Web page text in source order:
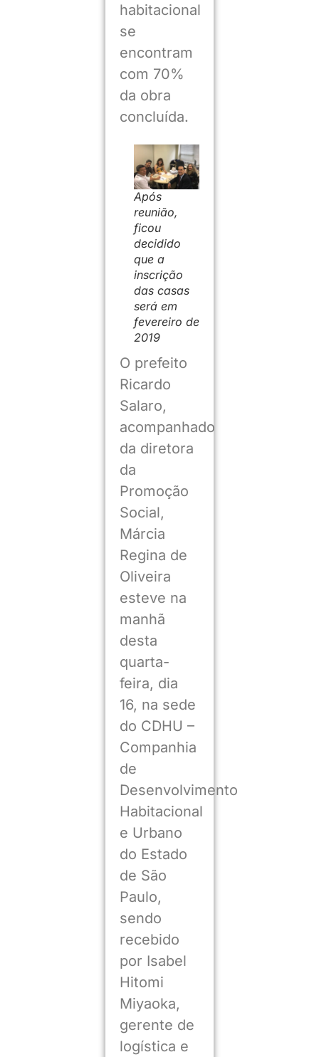
habitacional
se
encontram
com 70%
da obra
concluída.
Após
reunião,
ficou
decidido
que a
inscrição
das casas
será em
fevereiro de
2019
O prefeito
Ricardo
Salaro,
acompanhado
da diretora
da
Promoção
Social,
Márcia
Regina de
Oliveira
esteve na
manhã
desta
quarta-
feira, dia
16, na sede
do CDHU –
Companhia
de
Desenvolvimento
Habitacional
e Urbano
do Estado
de São
Paulo,
sendo
recebido
por Isabel
Hitomi
Miyaoka,
gerente de
logística e